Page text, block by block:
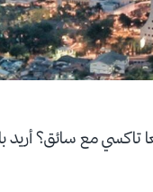
تاكسي مع سائق؟ أريد